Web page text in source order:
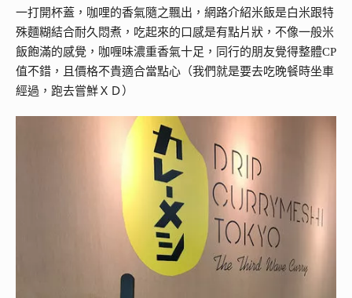
一打開杯蓋，咖哩的香氣隨之飄出，網路介紹米飯是白米跟特
殊麵糊結合耐久悶煮，吃起來的口感是有點片狀，不像一般米
飯飽滿的感覺，咖喱味濃重香氣十足，同行的朋友覺得整體CP
值不錯，且價格不貴適合當點心（我們就是要去吃晚餐時坐車
經過，跑去嘗鮮ＸＤ）